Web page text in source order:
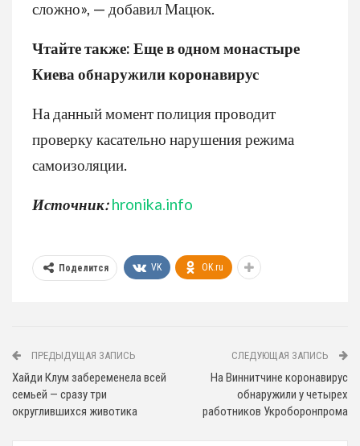
сложно», — добавил Мацюк.
Чтайте также: Еще в одном монастыре
Киева обнаружили коронавирус
На данный момент полиция проводит
проверку касательно нарушения режима
самоизоляции.
Источник: hronika.info
Поделится VK OK.ru
ПРЕДЫДУЩАЯ ЗАПИСЬ
Хайди Клум забеременела всей
семьей — сразу три
округлившихся животика
СЛЕДУЮЩАЯ ЗАПИСЬ
На Виннитчине коронавирус
обнаружили у четырех
работников Укроборонпрома